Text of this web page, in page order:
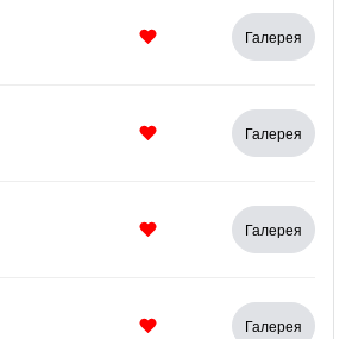
Галерея
Галерея
Галерея
Галерея